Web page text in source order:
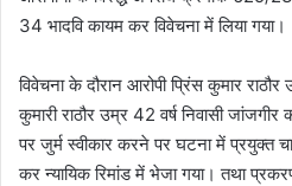
34 भादवि कायम कर विवेचना में लिया गया।
विवेचना के दौरान आरोपी प्रिंस कुमार
कुमारी राठौर उम्र 42 वर्ष निवासी
पर जुर्म स्वीकार करने पर घटना में प्रयुक्त
कर न्यायिक रिमांड में भेजा गया। तथा